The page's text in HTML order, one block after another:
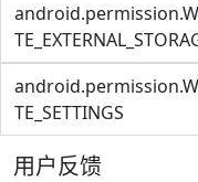
TE_SETTINGS
用户反馈